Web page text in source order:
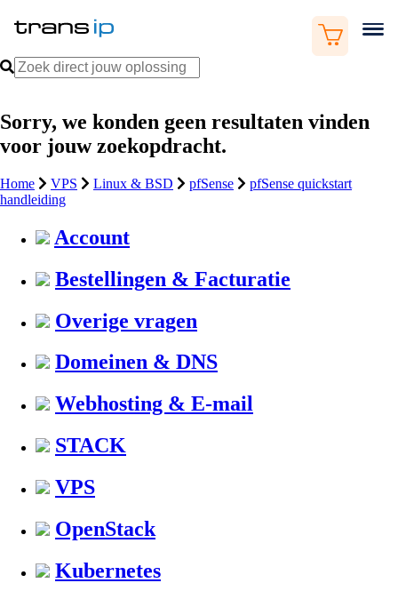
Sorry, we konden geen resultaten vinden
voor jouw zoekopdracht.
Home VPS Linux & BSD pfSense
pfSense quickstart
handleiding
Account
Bestellingen & Facturatie
Overige vragen
Domeinen & DNS
Webhosting & E-mail
STACK
VPS
OpenStack
Kubernetes